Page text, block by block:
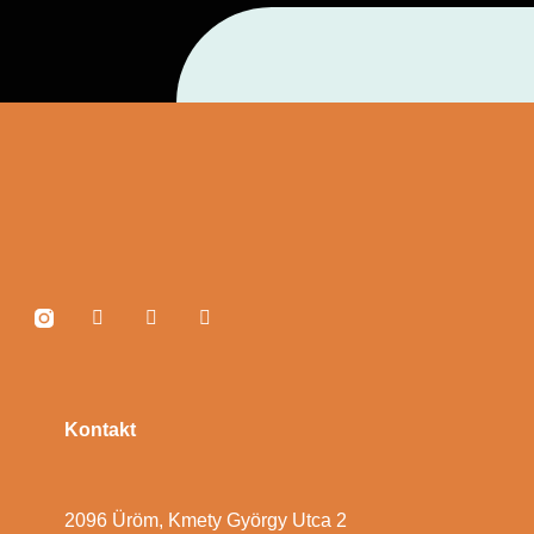
Kontakt
2096 Üröm, Kmety György Utca 2